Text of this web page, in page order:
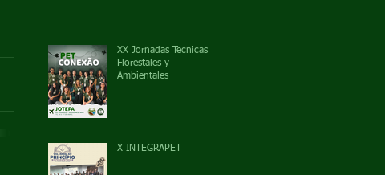
XX Jornadas Tecnicas
Florestales y
Ambientales
X INTEGRAPET